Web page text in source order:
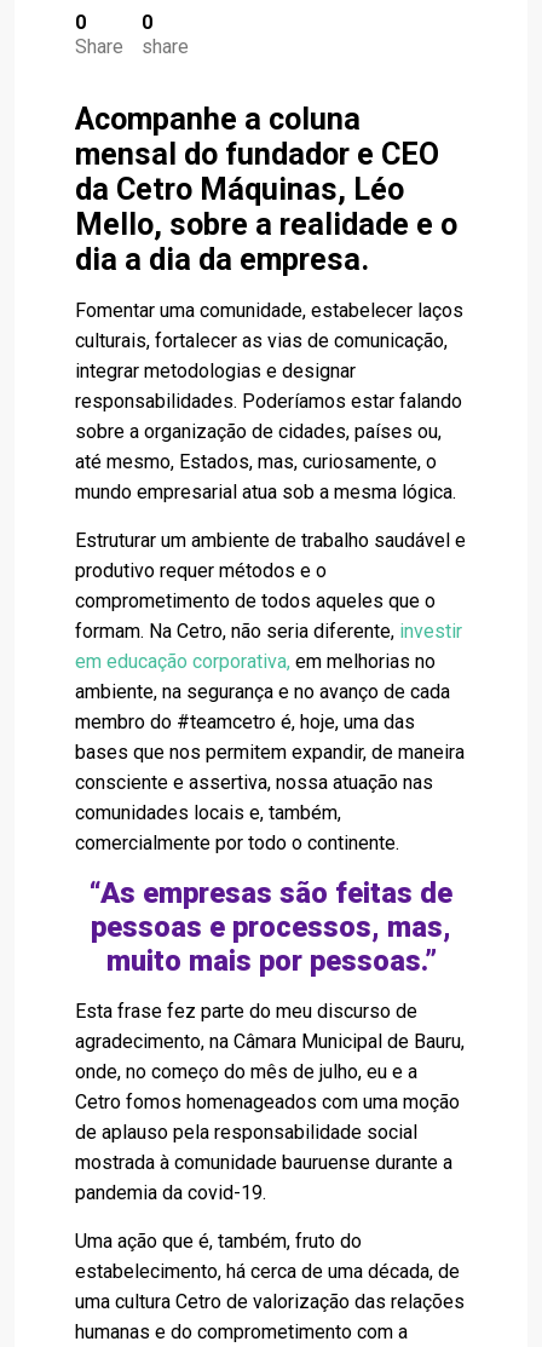
0
Share
0
share
Acompanhe a coluna
mensal do fundador e CEO
da Cetro Máquinas, Léo
Mello, sobre a realidade e o
dia a dia da empresa.
Fomentar uma comunidade, estabelecer laços
culturais, fortalecer as vias de comunicação,
integrar metodologias e designar
responsabilidades. Poderíamos estar falando
sobre a organização de cidades, países ou,
até mesmo, Estados, mas, curiosamente, o
mundo empresarial atua sob a mesma lógica.
Estruturar um ambiente de trabalho saudável e
produtivo requer métodos e o
comprometimento de todos aqueles que o
formam. Na Cetro, não seria diferente, investir
em educação corporativa, em melhorias no
ambiente, na segurança e no avanço de cada
membro do #teamcetro é, hoje, uma das
bases que nos permitem expandir, de maneira
consciente e assertiva, nossa atuação nas
comunidades locais e, também,
comercialmente por todo o continente.
“As empresas são feitas de
pessoas e processos, mas,
muito mais por pessoas.”
Esta frase fez parte do meu discurso de
agradecimento, na Câmara Municipal de Bauru,
onde, no começo do mês de julho, eu e a
Cetro fomos homenageados com uma moção
de aplauso pela responsabilidade social
mostrada à comunidade bauruense durante a
pandemia da covid-19.
Uma ação que é, também, fruto do
estabelecimento, há cerca de uma década, de
uma cultura Cetro de valorização das relações
humanas e do comprometimento com a